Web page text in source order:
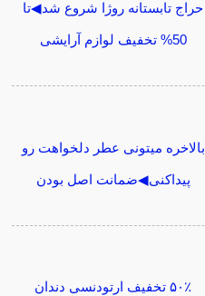
حراج تابستانه روژا شروع شد◀تا
50% تخفیف لوازم آرایشی
بالاخره میتونی عطر دلخواهت رو
پیداکنی◀ضمانت اصل بودن
۵۰٪ تخفیف ارتودنسی دندان